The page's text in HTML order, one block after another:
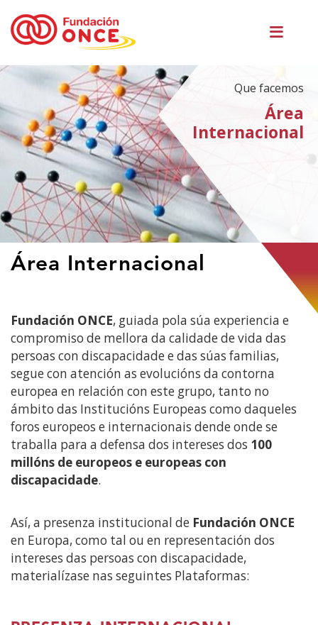
principal
Que facemos
Área
Internacional
Estás
noÁrea Internacional
Fundación ONCE, guiada pola súa experiencia e
compromiso de mellora da calidade de vida das
persoas con discapacidade e das súas familias,
segue con atención as evolucións da contorna
europea en relación con este grupo, tanto no
ámbito das Institucións Europeas como daqueles
foros europeos e internacionais dende onde se
traballa para a defensa dos intereses dos 100
millóns de europeos e europeas con
discapacidade.
Así, a presenza institucional de Fundación ONCE
en Europa, como tal ou en representación dos
intereses das persoas con discapacidade,
materialízase nas seguintes Plataformas: